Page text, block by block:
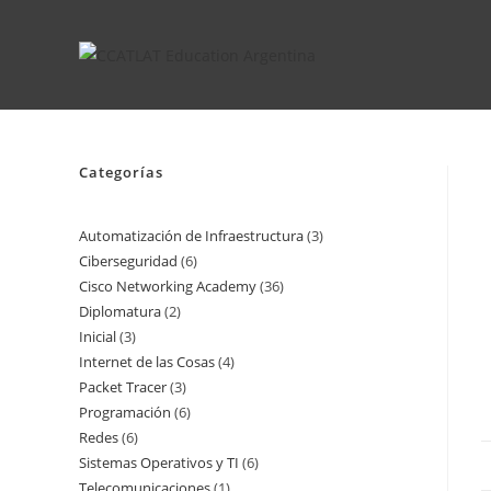
Categorías
Automatización de Infraestructura 33
Ciberseguridad 66
productos
Cisco Networking Academy 3636
Diplomatura 22
Inicial 33
productos
Internet de las Cosas 44
Packet Tracer 33
productos
Programación 66
Redes 66
productos
Sistemas Operativos y TI 66